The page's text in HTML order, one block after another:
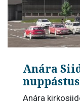
Anára
Anára